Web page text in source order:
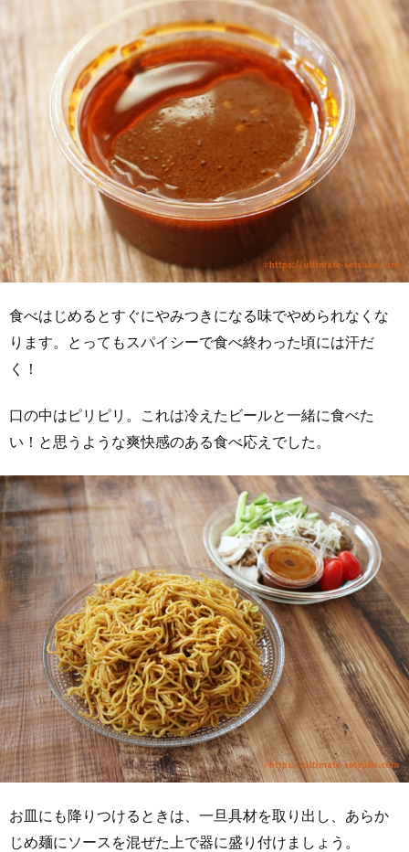
食べはじめるとすぐにやみつきになる味でやめられなくな
ります。とってもスパイシーで食べ終わった頃には汗だ
く！
口の中はピリピリ。これは冷えたビールと一緒に食べた
い！と思うような爽快感のある食べ応えでした。
お皿にも降りつけるときは、一旦具材を取り出し、あらか
じめ麺にソースを混ぜた上で器に盛り付けましょう。